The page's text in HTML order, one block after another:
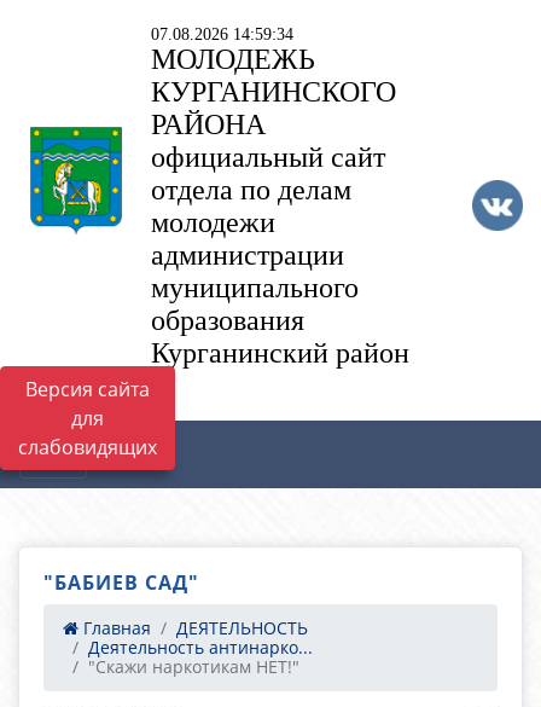
Версия сайта
для
слабовидящих
07.08.2026 14:59:34
МОЛОДЕЖЬ
КУРГАНИНСКОГО
РАЙОНА
официальный сайт
отдела по делам
молодежи
администрации
муниципального
образования
Курганинский район
"БАБИЕВ САД"
Главная
ДЕЯТЕЛЬНОСТЬ
Деятельность антинарко...
"Скажи наркотикам НЕТ!"